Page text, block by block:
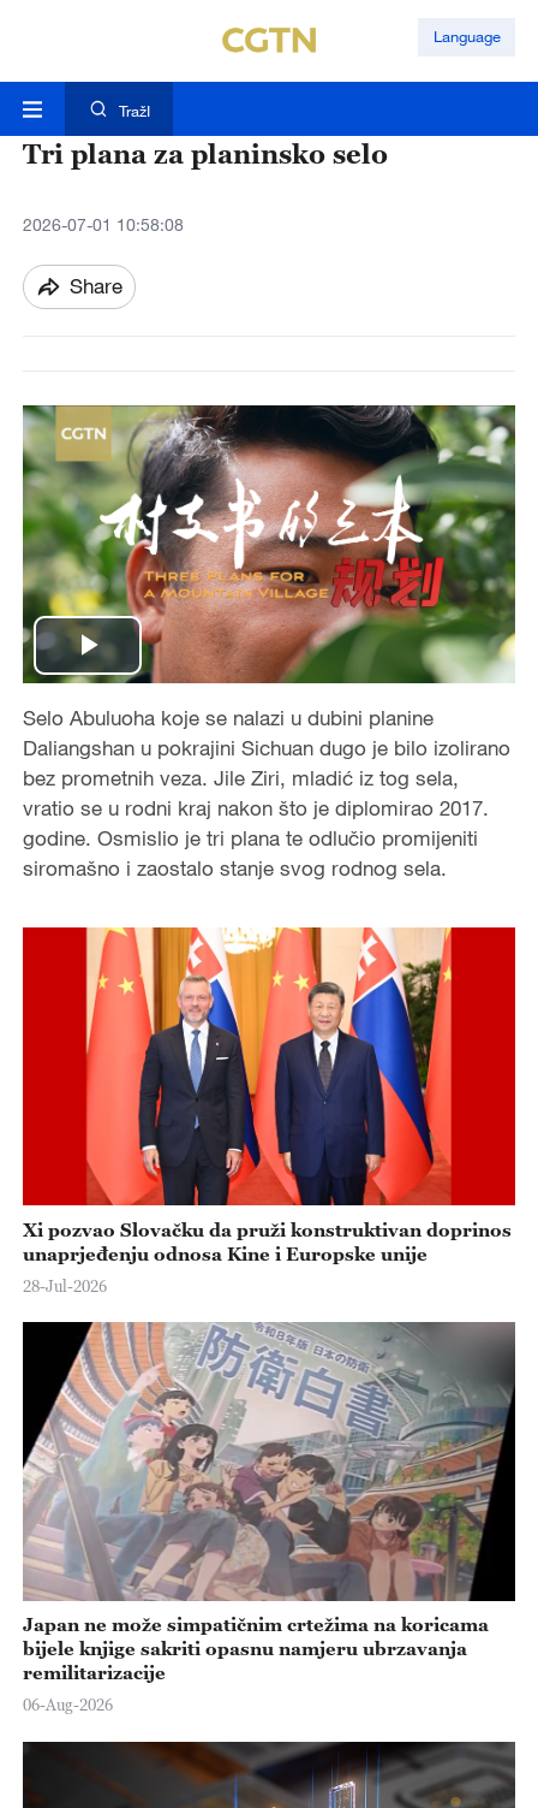
Language
TražI
Tri plana za planinsko selo
2026-07-01 10:58:08
Share
P
l
a
y
V
d
e
Selo Abuluoha koje se nalazi u dubini planine
Daliangshan u pokrajini Sichuan dugo je bilo izolirano
bez prometnih veza. Jile Ziri, mladić iz tog sela,
vratio se u rodni kraj nakon što je diplomirao 2017.
godine. Osmislio je tri plana te odlučio promijeniti
siromašno i zaostalo stanje svog rodnog sela.
Xi pozvao Slovačku da pruži konstruktivan doprinos
unaprjeđenju odnosa Kine i Europske unije
28-Jul-2026
Japan ne može simpatičnim crtežima na koricama
bijele knjige sakriti opasnu namjeru ubrzavanja
remilitarizacije
06-Aug-2026